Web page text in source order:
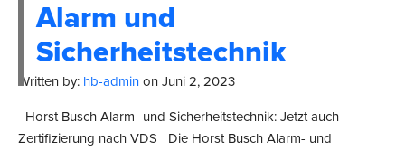
Alarm und
Sicherheitstechnik
Written by: hb-admin on Juni 2, 2023
Horst Busch Alarm- und Sicherheitstechnik: Jetzt auch
Zertifizierung nach VDS Die Horst Busch Alarm- und